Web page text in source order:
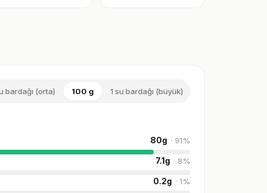
bardağı (orta) 100 g 1 su bardağı (büyük)
80g · 91%
7.1g · 8%
0.2g · 1%